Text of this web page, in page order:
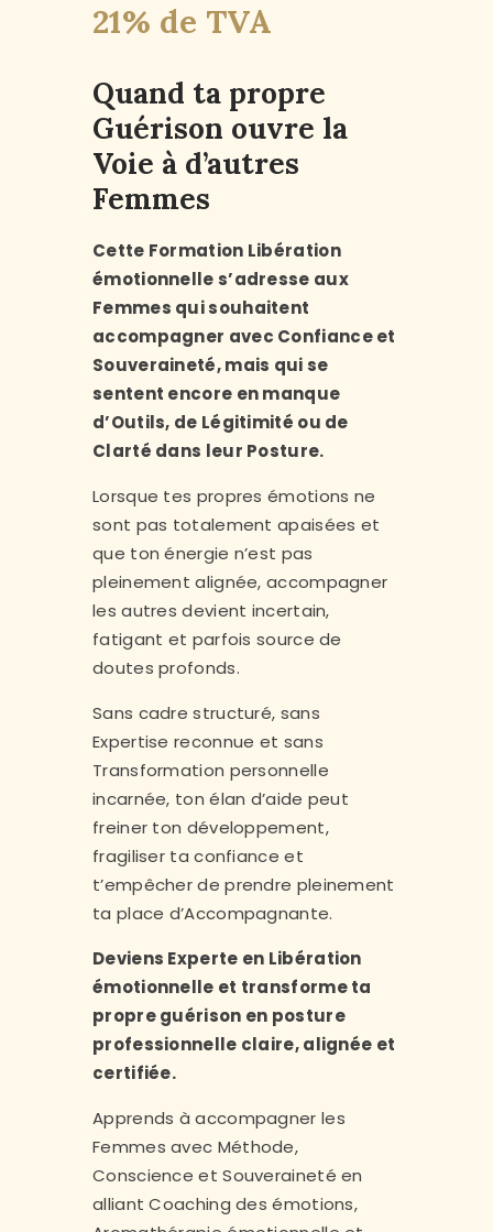
client
21% de TVA
Quand ta propre
Guérison ouvre la
Voie à d’autres
Femmes
Cette Formation Libération
émotionnelle s’adresse aux
Femmes qui souhaitent
accompagner avec Confiance et
Souveraineté, mais qui se
sentent encore en manque
d’Outils, de Légitimité ou de
Clarté dans leur Posture.
Lorsque tes propres émotions ne
sont pas totalement apaisées et
que ton énergie n’est pas
pleinement alignée, accompagner
les autres devient incertain,
fatigant et parfois source de
doutes profonds.
Sans cadre structuré, sans
Expertise reconnue et sans
Transformation personnelle
incarnée, ton élan d’aide peut
freiner ton développement,
fragiliser ta confiance et
t’empêcher de prendre pleinement
ta place d’Accompagnante.
Deviens Experte en Libération
émotionnelle et transforme ta
propre guérison en posture
professionnelle claire, alignée et
certifiée.
Apprends à accompagner les
Femmes avec Méthode,
Conscience et Souveraineté en
alliant Coaching des émotions,